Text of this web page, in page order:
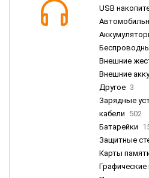
USB
Внешние
Внешние
Другое 3
Зарядные
кабели 502
Батарейки
Защитные
Карты